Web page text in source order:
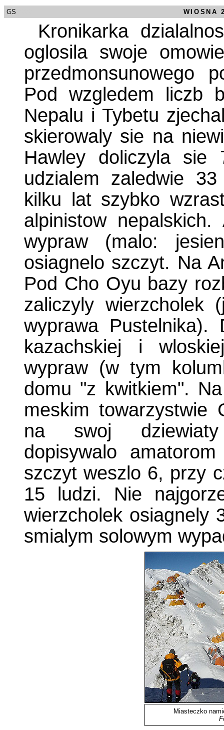
GS WIOSNA
Kronikarka
oglosila swoje
przedmonsunowego
Pod wzgledem liczb
Nepalu i Tybetu
skierowaly sie na
Hawley doliczyla
udzialem zaledwie
kilku lat szybko
alpinistow
wypraw (malo:
osiagnelo szczyt. Na
Pod Cho Oyu bazy
zaliczyly wierzcholek
wyprawa Pustelnika).
kazachskiej i
wypraw (w tym
domu "z kwitkiem".
meskim towarzystwie
na swoj dziewiaty
dopisywalo
szczyt weszlo 6, przy
15 ludzi. Nie
wierzcholek osiagnely
smialym solowym
Miasteczko